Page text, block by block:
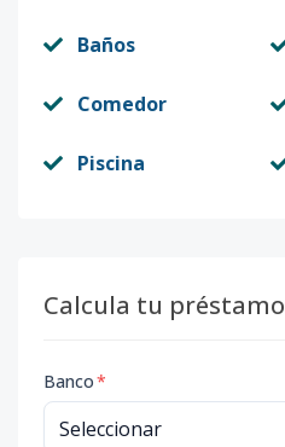
Baños
Comedor
Piscina
Calcula tu préstamo
Banco*